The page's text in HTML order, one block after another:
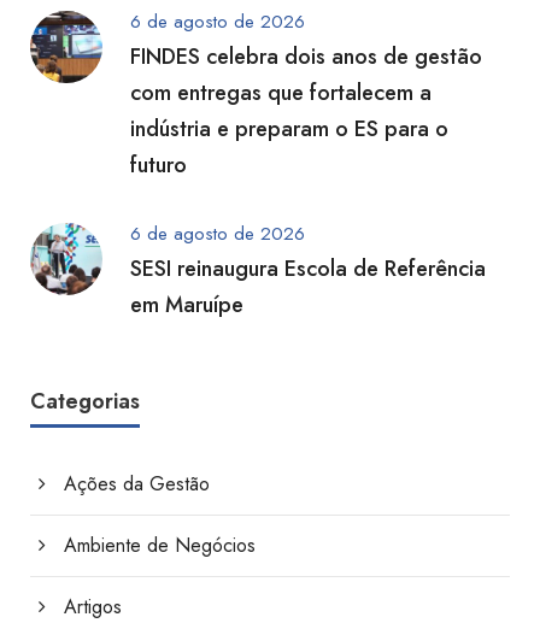
6 de agosto de 2026
FINDES celebra dois anos de gestão
com entregas que fortalecem a
indústria e preparam o ES para o
futuro
6 de agosto de 2026
SESI reinaugura Escola de Referência
em Maruípe
Categorias
Ações da Gestão
Ambiente de Negócios
Artigos